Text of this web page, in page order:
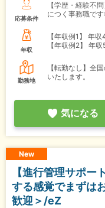
応募条件
【学歴・経験不
につく事務職で
年収
【年収例1】
年収
【年収例2】
年収
勤務地
【転勤なし】全
いたします。
気になる
New
【進行管理サポー
する感覚でまずは
歓迎＞/eZ